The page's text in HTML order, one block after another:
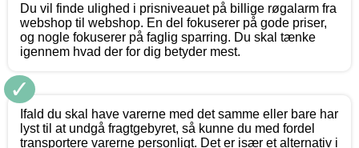
Du vil finde ulighed i prisniveauet på billige røgalarm fra
webshop til webshop. En del fokuserer på gode priser,
og nogle fokuserer på faglig sparring. Du skal tænke
igennem hvad der for dig betyder mest.
✓
Ifald du skal have varerne med det samme eller bare har
lyst til at undgå fragtgebyret, så kunne du med fordel
transportere varerne personligt. Det er især et alternativ i